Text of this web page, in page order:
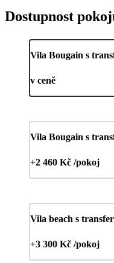
Dostupnost
Vila Bougain s
v ceně
Vila Bougain s
+2 460 Kč /pokoj
Vila beach s
+3 300 Kč /pokoj